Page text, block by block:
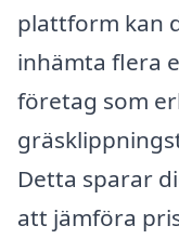
plattform kan
inhämta flera
företag som
Detta sparar
att jämföra